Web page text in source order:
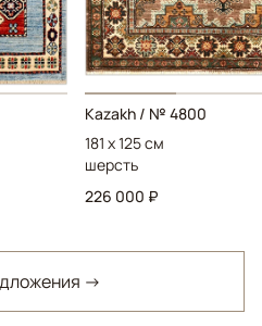
Kazakh / № 4800
181 x 125 см
шерсть
226 000 ₽
→